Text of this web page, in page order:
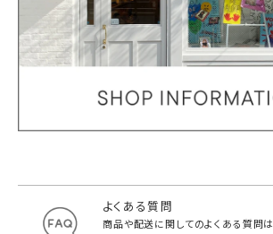
よくある質問
商品や配送に関してのよくある質問は